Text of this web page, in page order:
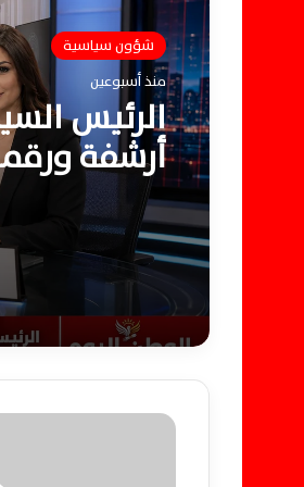
شؤون سياسية
منذ أسبوعين
الرئيس
أرشفة
الدولة
الإعلام
م